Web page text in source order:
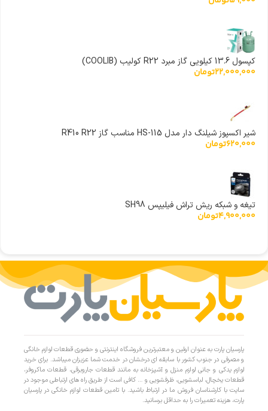
کپسول 13.6 کیلویی گاز مبرد R22 کولیب (COOLIB)
22,000,000تومان
شیر اکسپوز شیلنگ دار مدل HS-115 مناسب گاز R410 R22
620,000تومان
تیغه و شبکه ریش تراش فیلیپس SH98
4,900,000تومان
پارسیان پارت به عنوان اولین و معتبرترین فروشگاه اینترنتی و حضوری قطعات لوازم خانگی
و مصرفی در جنوب کشور با سابقه ای درخشان در خدمت شما عزیزان میباشد. برای خرید
لوازم یدکی و جانی لوازم منزل و آشپزخانه به مانند قطعات جاروبرقی، قطعات ماکروفر،
قطعات یخچال، لباسشویی، ظرفشویی و … کافی است از طریق راه های ارتباطی موجود در
سایت با کارشناسان فروش ما در ارتباط باشید. با تامین قطعات لوازم خانگی در پارسیان
پارت، هزینه تعمیرات را به حداقل برسانید.